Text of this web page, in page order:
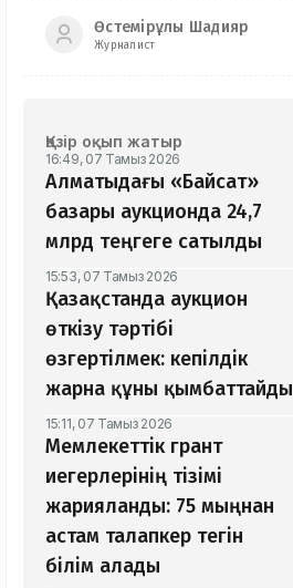
Өстемірұлы Шадияр
Журналист
Қазір оқып жатыр
16:49, 07 Тамыз 2026
Алматыдағы «Байсат»
базары аукционда 24,7
млрд теңгеге сатылды
15:53, 07 Тамыз 2026
Қазақстанда аукцион
өткізу тәртібі
өзгертілмек: кепілдік
жарна құны қымбаттайды
15:11, 07 Тамыз 2026
Мемлекеттік грант
иегерлерінің тізімі
жарияланды: 75 мыңнан
астам талапкер тегін
білім алады